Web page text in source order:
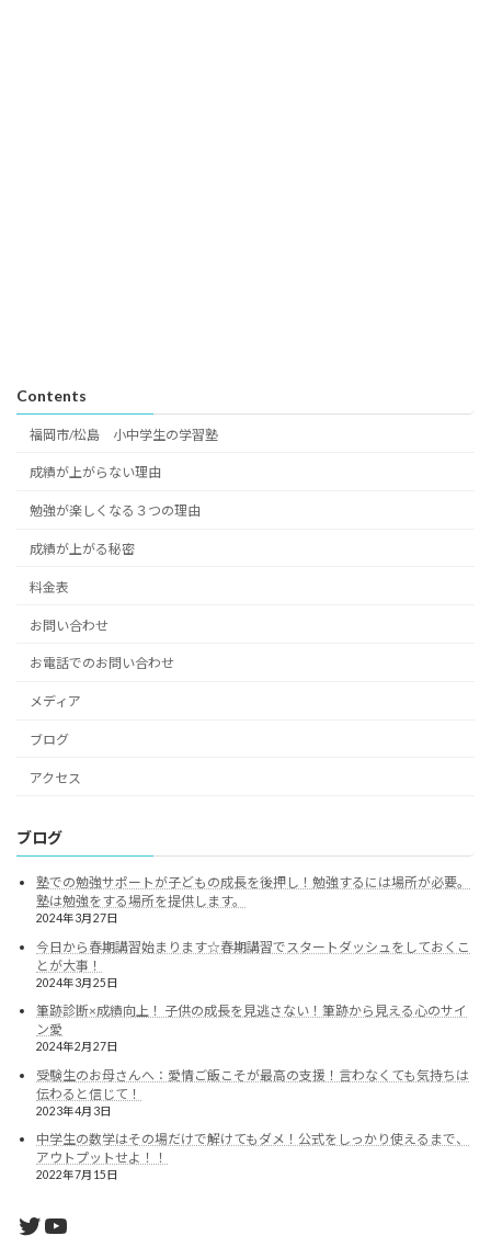
Contents
福岡市/松島 小中学生の学習塾
成績が上がらない理由
勉強が楽しくなる３つの理由
成績が上がる秘密
料金表
お問い合わせ
お電話でのお問い合わせ
メディア
ブログ
アクセス
ブログ
塾での勉強サポートが子どもの成長を後押し！勉強するには場所が必要。
塾は勉強をする場所を提供します。
2024年3月27日
今日から春期講習始まります☆春期講習でスタートダッシュをしておくこ
とが大事！
2024年3月25日
筆跡診断×成績向上！ 子供の成長を見逃さない！筆跡から見える心のサイ
ン愛
2024年2月27日
受験生のお母さんへ：愛情ご飯こそが最高の支援！言わなくても気持ちは
伝わると信じて！
2023年4月3日
中学生の数学はその場だけで解けてもダメ！公式をしっかり使えるまで、
アウトプットせよ！！
2022年7月15日
Twitter
YouTube